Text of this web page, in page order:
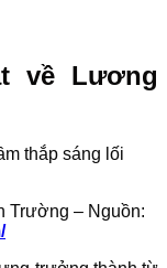
về Lương
Trường – Nguồn: